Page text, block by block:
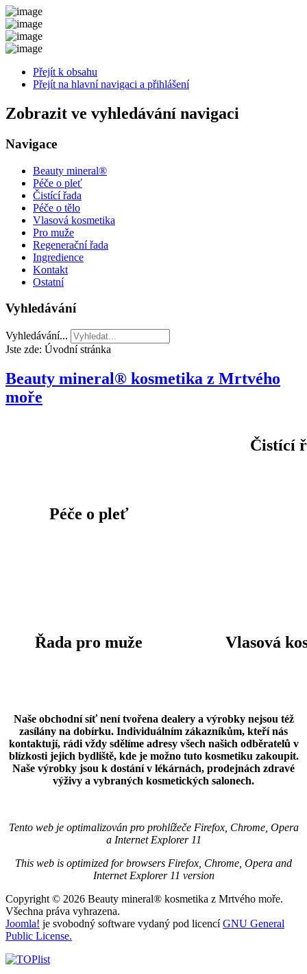
Přejít k obsahu
Přejít na hlavní navigaci a přihlášení
Zobrazit ve vyhledávání navigaci
Navigace
Beauty mineral®
Péče o pleť
Čistící řada
Péče o tělo
Vlasová kosmetika
Pro muže
Regenerační řada
Ingredience
Kontakt
Ostatní
Vyhledávání
Vyhledávání...
Jste zde: Úvodní stránka
Beauty mineral® kosmetika z Mrtvého
moře
Péče o pleť
Čistící
Řada pro muže Vlasová
Naše obchodní síť není tvořena dealery a výrobky nejsou též
zasílány na dobírku. Individuálním zákazníkům, kteří nás
kontaktují, rádi vždy sdělíme adresy všech našich odběratelů v
blízkosti jejich bydliště, kde je možno tuto kosmetiku zakoupit.
Naše výrobky jsou k dostání v lékárnách, prodejnách zdravé
výživy a vybraných kosmetických salonech.
Tento web je optimalizován pro prohlížeče Firefox, Chrome, Opera
a Internet Explorer 11
This web is optimized for browsers Firefox, Chrome, Opera and
Internet Explorer 11 version
Copyright © 2026 Beauty mineral® kosmetika z Mrtvého moře.
Všechna práva vyhrazena.
Joomla! je svobodný software vydaný pod licencíGNU General
Public License.